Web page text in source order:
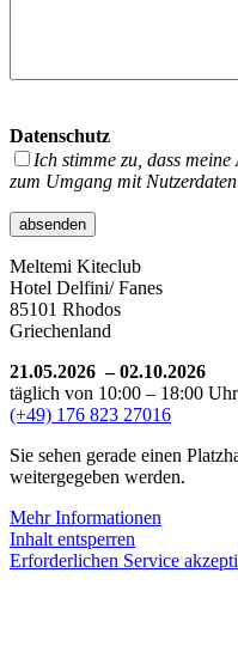
Datenschutz
Ich stimme zu, dass
zum Umgang mit
Meltemi Kiteclub
Hotel Delfini/ Fanes
85101 Rhodos
Griechenland
21.05.2026 – 02.10.2026
täglich von 10:00 – 18:00 Uhr
(+49) 176 823 27016
Sie sehen gerade einen
weitergegeben werden.
Mehr Informationen
Inhalt entsperren
Erforderlichen Service